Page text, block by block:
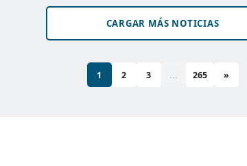
CARGAR MÁS NOTICIAS
1 2 3 ... 265 »